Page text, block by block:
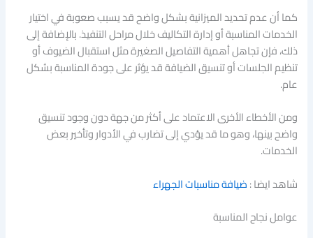
كما أن عدم تحديد الميزانية بشكل واضح قد يسبب صعوبة في اختيار
الخدمات المناسبة أو إدارة التكاليف خلال مراحل التنفيذ. بالإضافة إلى
ذلك، فإن تجاهل أهمية التفاصيل الصغيرة مثل استقبال الضيوف أو
تنظيم الجلسات أو تنسيق الضيافة قد يؤثر على جودة المناسبة بشكل
عام.
ومن الأخطاء الأخرى الاعتماد على أكثر من جهة دون وجود تنسيق
واضح بينها، وهو ما قد يؤدي إلى تضارب في الأدوار وتأخير بعض
الخدمات.
شاهد ايضا :ضيافة مناسبات الجهراء
عوامل نجاح المناسبة